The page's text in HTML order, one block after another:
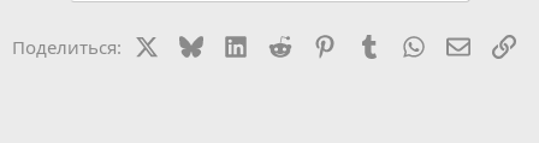
Поделиться: BlueskyLinkedIn
Reddit PinterestTumblr WhatsApp